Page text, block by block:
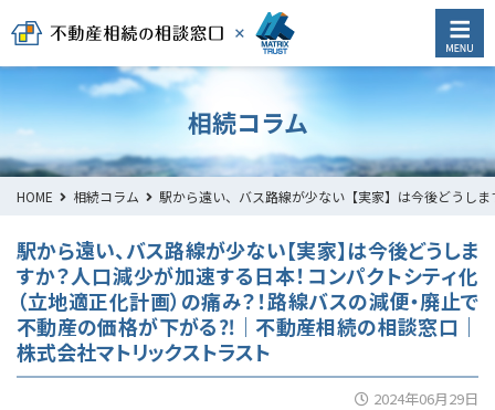
相続コラム
HOME 相続コラム 駅から遠い、バス路線が少ない【実家】は今後どうし
駅から遠い、バス路線が少ない【実家】は今後どうしま
すか？人口減少が加速する日本！コンパクトシティ化
（立地適正化計画）の痛み？！路線バスの減便・廃止で
不動産の価格が下がる⁈｜不動産相続の相談窓口｜
株式会社マトリックストラスト
2024年06月29日